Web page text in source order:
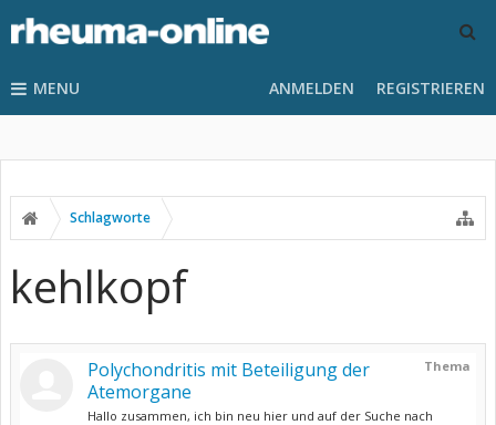
MENU ANMELDEN REGISTRIEREN
Schlagworte
kehlkopf
Thema
Polychondritis mit Beteiligung der
Atemorgane
Hallo zusammen, ich bin neu hier und auf der Suche nach